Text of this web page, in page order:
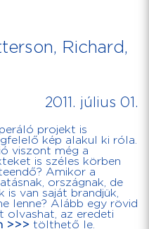
Richard,
2011. július 01.
projekt is
kép alakul ki róla.
viszont még a
is széles körben
Amikor a
országnak, de
is van saját brandjük,
lenne? Alább egy rövid
olvashat, az eredeti
>>> tölthető le.